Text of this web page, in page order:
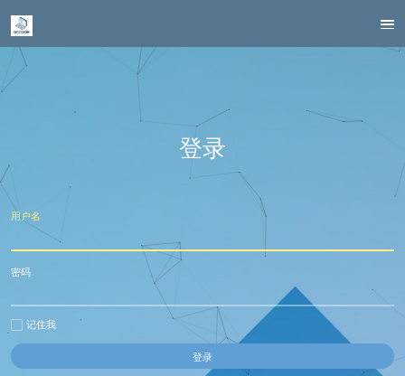
登录
用户名
密码
记住我